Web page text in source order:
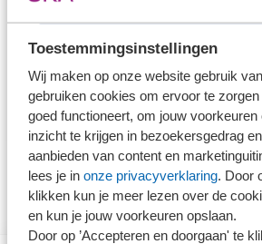
Toestemmingsinstellingen
Wij maken op onze website gebruik
gebruiken cookies om ervoor te
goed functioneert, om jouw voorkeuren
inzicht te krijgen in bezoekersgedrag
aanbieden van content en
lees je in onze privacyverklaring. Door
klikken kun je meer lezen over de
en kun je jouw voorkeuren opslaan.
Door op ’Accepteren en doorgaan' te
Ons kantoor is nog geen